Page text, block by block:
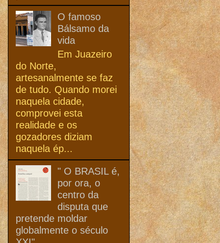
O famoso
Bálsamo da
vida
Em Juazeiro
do Norte,
artesanalmente se faz
de tudo. Quando morei
naquela cidade,
comprovei esta
realidade e os
gozadores diziam
naquela ép...
" O BRASIL é,
por ora, o
centro da
disputa que
pretende moldar
globalmente o século